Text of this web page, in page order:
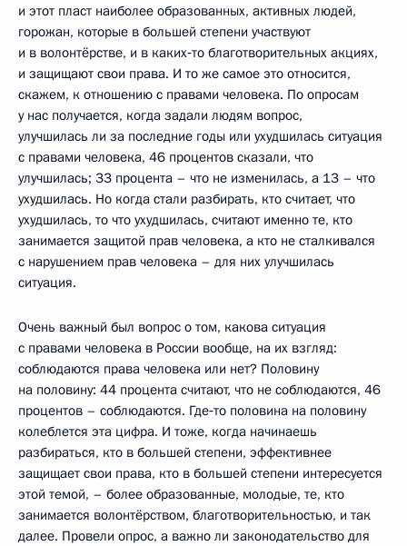
и этот пласт наиболее образованных, активных людей,
горожан, которые в большей степени участвуют
и в волонтёрстве, и в каких‑то благотворительных акциях,
и защищают свои права. И то же самое это относится,
скажем, к отношению с правами человека. По опросам
у нас получается, когда задали людям вопрос,
улучшилась ли за последние годы или ухудшилась ситуация
с правами человека, 46 процентов сказали, что
улучшилась; 33 процента – что не изменилась, а 13 – что
ухудшилась. Но когда стали разбирать, кто считает, что
ухудшилась, то что ухудшилась, считают именно те, кто
занимается защитой прав человека, а кто не сталкивался
с нарушением прав человека – для них улучшилась
ситуация.
Очень важный был вопрос о том, какова ситуация
с правами человека в России вообще, на их взгляд:
соблюдаются права человека или нет? Половину
на половину: 44 процента считают, что не соблюдаются, 46
процентов – соблюдаются. Где‑то половина на половину
колеблется эта цифра. И тоже, когда начинаешь
разбираться, кто в большей степени, эффективнее
защищает свои права, кто в большей степени интересуется
этой темой, – более образованные, молодые, те, кто
занимается волонтёрством, благотворительностью, и так
далее. Провели опрос, а важно ли законодательство для